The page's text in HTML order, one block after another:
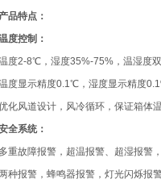
产品特点：
度控制：
度2-8℃，湿度35%-75%，温湿度
度显示精度0.1℃，湿度显示精度
化风道设计，风冷循环，保证箱体
全系统：
多重故障报警，超温报警、超湿报警
种报警，蜂鸣器报警，灯光闪烁报